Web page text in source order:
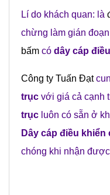
Lí do khách quan: là
chừng làm gián
bấm có dây cáp
Công ty Tuấn Đạt
trục với giá cả cạnh
trục luôn có sẵn ở
Dây cáp điều khiển
chóng khi nhận